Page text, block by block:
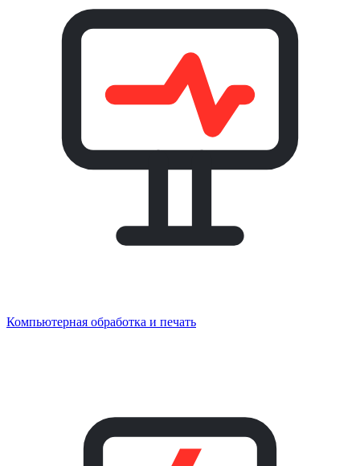
Компьютерная обработка и печать